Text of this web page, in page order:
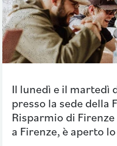
Il lunedì e il martedì
presso la sede della
Risparmio di
a Firenze, è aperto